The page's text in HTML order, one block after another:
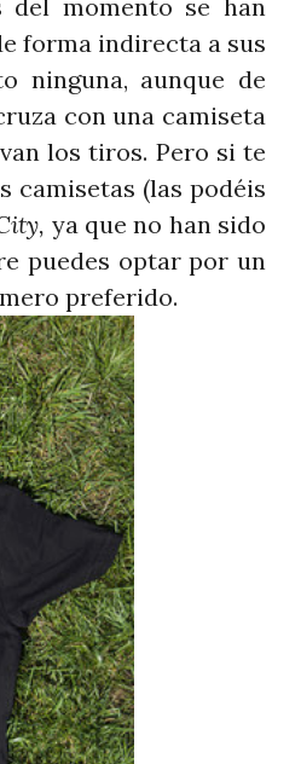
momento se han
forma indirecta a sus
ninguna, aunque de
con una camiseta
los tiros. Pero si te
camisetas (las podéis
ya que no han sido
puedes optar por un
preferido.